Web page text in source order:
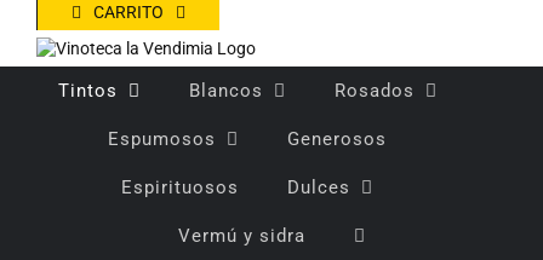
CARRITO
Tintos Blancos Rosados
Espumosos Generosos
Espirituosos Dulces
Vermú y sidra